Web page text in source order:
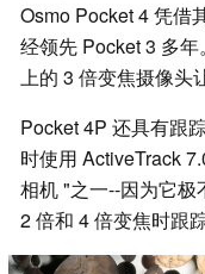
Osmo Pocket 4 凭借
经领先 Pocket 3 多
上的 3 倍变焦摄像头
Pocket 4P 还具有跟
时使用 ActiveTrack
相机 "之一--因为它
2 倍和 4 倍变焦时跟踪